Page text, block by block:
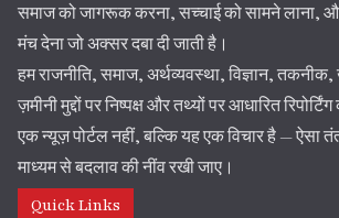
समाज को जागरूक करना, सच्चाई को सामने लाना,
मंच देना जो अक्सर दबा दी जाती है।
हम राजनीति, समाज, अर्थव्यवस्था, विज्ञान,
ज़मीनी मुद्दों पर निष्पक्ष और तथ्यों पर आधारित
एक न्यूज़ पोर्टल नहीं, बल्कि यह एक विचार है — ऐसा
माध्यम से बदलाव की नींव रखी जाए।
Quick Links